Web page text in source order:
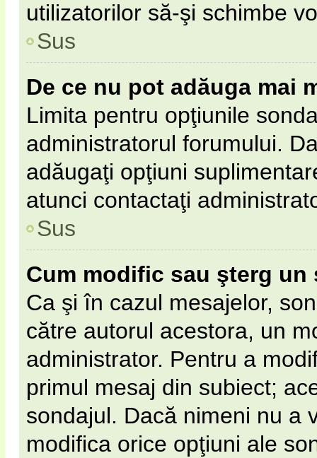
utilizatorilor să-şi schimbe
Sus
De ce nu pot adăuga mai
Limita pentru opţiunile
administratorul forumului.
adăugaţi opţiuni
atunci contactaţi
Sus
Cum modific sau şterg un
Ca şi în cazul mesajelor,
către autorul acestora, un
administrator. Pentru a
primul mesaj din subiect;
sondajul. Dacă nimeni nu a
modifica orice opţiuni ale